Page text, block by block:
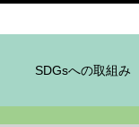
SDGsへの取組み